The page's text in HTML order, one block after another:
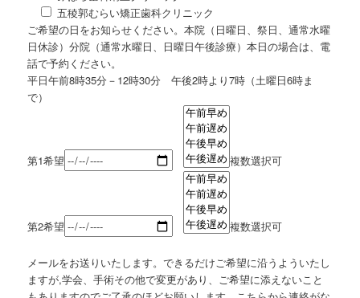
五稜郭むらい矯正歯科クリニック
ご希望の日をお知らせください。本院（日曜日、祭日、通常水曜
日休診）分院（通常水曜日、日曜日午後診療）本日の場合は、電
話で予約ください。
平日午前8時35分－12時30分 午後2時より7時（土曜日6時ま
で）
第1希望 複数選択可
第2希望 複数選択可
メールをお送りいたします。できるだけご希望に沿うよういたし
ますが,学会、手術その他で変更があり、ご希望に添えないこと